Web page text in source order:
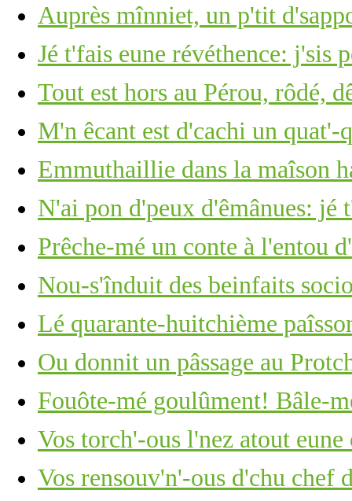
Auprès mînniet, un p'tit
Jé t'fais eune révéthence: j'sis
Tout est hors au Pérou, rôdé,
M'n êcant est d'cachi un quat'-
Emmuthaillie dans la maîson
N'ai pon d'peux d'êmânues: jé
Prêche-mé un conte à l'entou
Nou-s'înduit des beinfaits
Lé quarante-huitchième
Ou donnit un pâssage au
Fouôte-mé goulûment! Bâle-
Vos torch'-ous l'nez atout eune
Vos rensouv'n'-ous d'chu chef